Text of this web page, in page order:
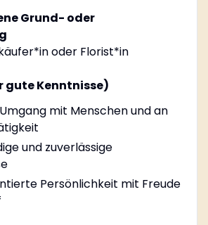
Grund- oder
oder Florist*in
gute Kenntnisse)
mit Menschen und an
und zuverlässige
Persönlichkeit mit Freude